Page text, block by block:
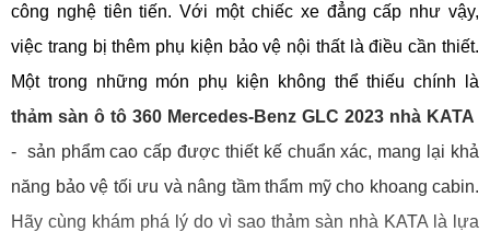
công nghệ tiên tiến. Với một chiếc xe đẳng cấp như vậy,
việc trang bị thêm phụ kiện bảo vệ nội thất là điều cần thiết.
thảm sàn ô tô 360 Mercedes-Benz GLC 2023 nhà KATA
-  sản phẩm cao cấp được thiết kế chuẩn xác, mang lại khả
năng bảo vệ tối ưu và nâng tầm thẩm mỹ cho khoang cabin.
Hãy cùng khám phá lý do vì sao thảm sàn nhà KATA là lựa